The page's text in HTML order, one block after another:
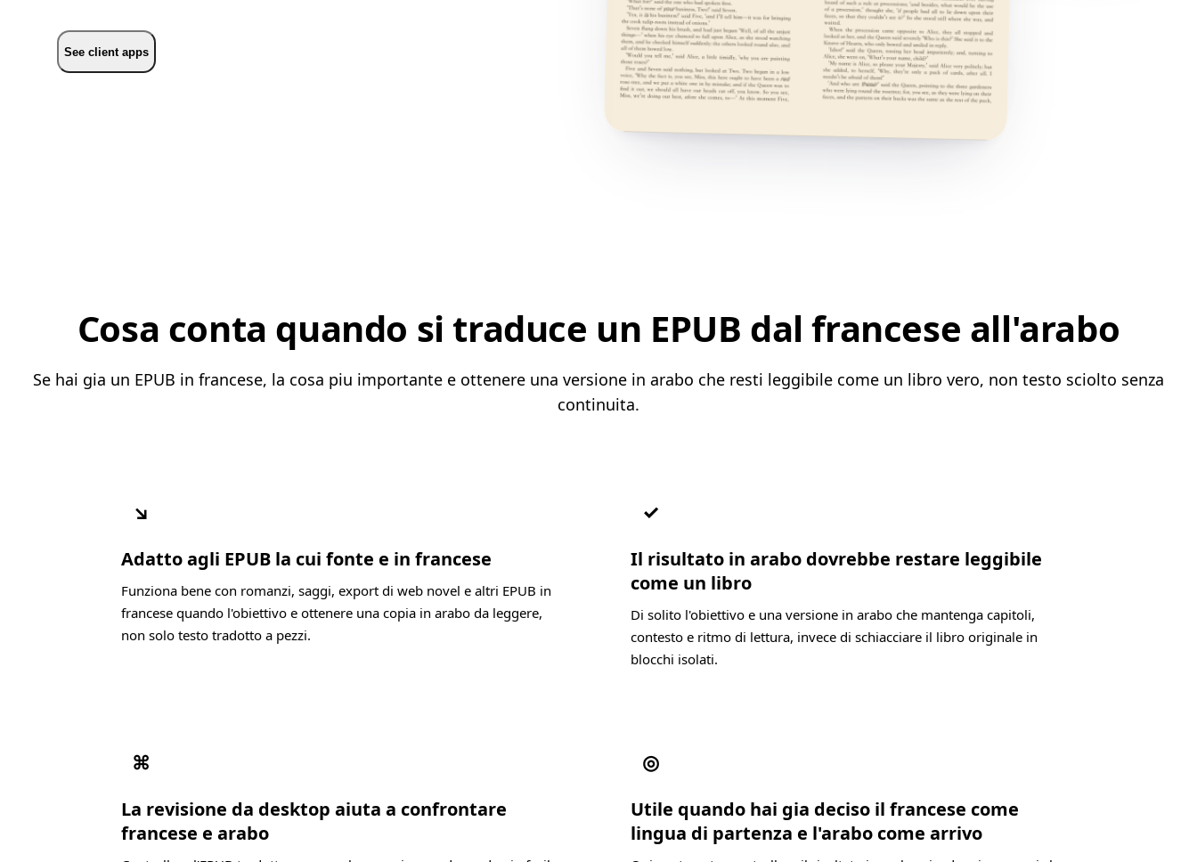
See client apps
Cosa conta quando si traduce un EPUB dal francese all'arabo
Se hai gia un EPUB in francese, la cosa piu importante e ottenere una versione in arabo che resti leggibile come un libro vero, non testo sciolto senza
continuita.
↘
Adatto agli EPUB la cui fonte e in francese
Funziona bene con romanzi, saggi, export di web novel e altri EPUB in
francese quando l'obiettivo e ottenere una copia in arabo da leggere,
non solo testo tradotto a pezzi.
✓
Il risultato in arabo dovrebbe restare leggibile
come un libro
Di solito l'obiettivo e una versione in arabo che mantenga capitoli,
contesto e ritmo di lettura, invece di schiacciare il libro originale in
blocchi isolati.
⌘
La revisione da desktop aiuta a confrontare
francese e arabo
◎
Utile quando hai gia deciso il francese come
lingua di partenza e l'arabo come arrivo